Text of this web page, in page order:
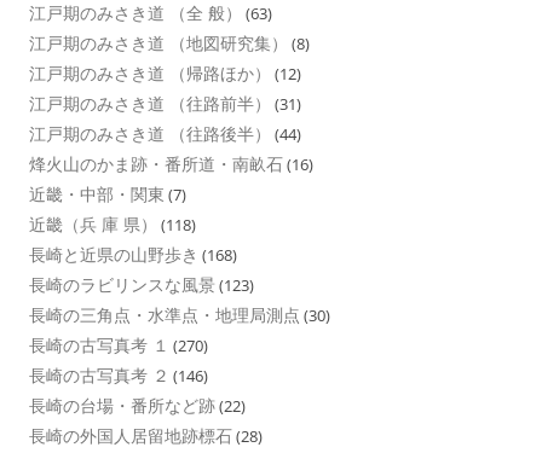
江戸期のみさき道 （全 般） (63)
江戸期のみさき道 （地図研究集） (8)
江戸期のみさき道 （帰路ほか） (12)
江戸期のみさき道 （往路前半） (31)
江戸期のみさき道 （往路後半） (44)
烽火山のかま跡・番所道・南畝石(16)
近畿・中部・関東 (7)
近畿（兵 庫 県） (118)
長崎と近県の山野歩き (168)
長崎のラビリンスな風景 (123)
長崎の三角点・水準点・地理局測点 (30)
長崎の古写真考 １ (270)
長崎の古写真考 ２ (146)
長崎の台場・番所など跡(22)
長崎の外国人居留地跡標石(28)